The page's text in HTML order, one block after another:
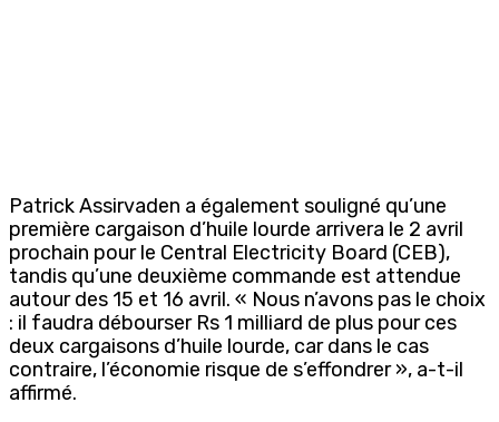
Patrick Assirvaden a également souligné qu’une
première cargaison d’huile lourde arrivera le 2 avril
prochain pour le Central Electricity Board (CEB),
tandis qu’une deuxième commande est attendue
autour des 15 et 16 avril. « Nous n’avons pas le choix
: il faudra débourser Rs 1 milliard de plus pour ces
deux cargaisons d’huile lourde, car dans le cas
contraire, l’économie risque de s’effondrer », a-t-il
affirmé.